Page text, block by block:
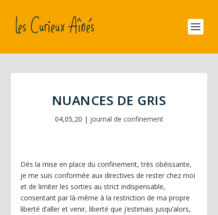
NUANCES DE GRIS
04,05,20 | journal de confinement
Dès la mise en place du confinement, très obéissante,
je me suis conformée aux directives de rester chez moi
et de limiter les sorties au strict indispensable,
consentant par là-même à la restriction de ma propre
liberté d’aller et venir, liberté que j’estimais jusqu’alors,